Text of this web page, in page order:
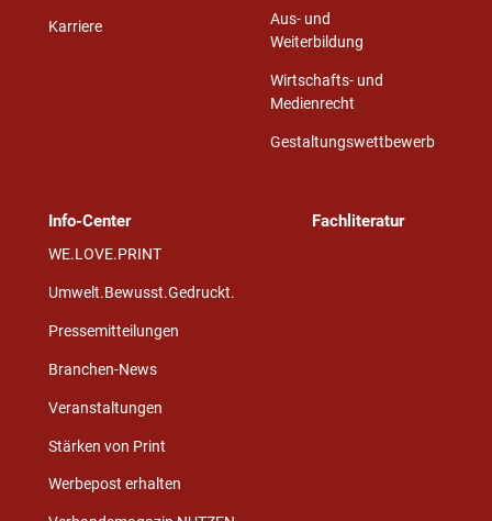
Karriere
Aus- und
Weiterbildung
Wirtschafts- und
Medienrecht
Gestaltungswettbewerb
Info-Center
WE.LOVE.PRINT
Umwelt.Bewusst.Gedruckt.
Pressemitteilungen
Branchen-News
Veranstaltungen
Stärken von Print
Werbepost erhalten
Fachliteratur